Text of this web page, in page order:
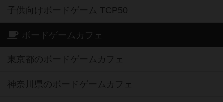
子供向けボードゲーム TOP50
ボードゲームカフェ
東京都のボードゲームカフェ
神奈川県のボードゲームカフェ